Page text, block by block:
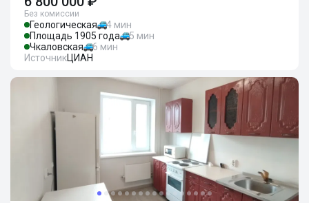
Без комиссии
Геологическая
4 мин
Площадь 1905 года
5 мин
Чкаловская
6 мин
ИсточникЦИАН